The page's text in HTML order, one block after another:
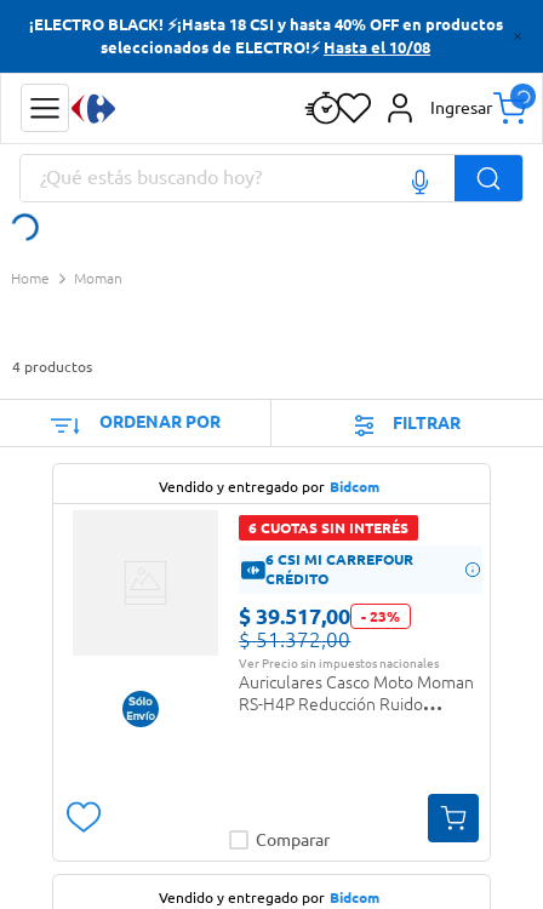
¡ELECTRO BLACK! ⚡¡Hasta 18 CSI y hasta 40% OFF en productos
seleccionados de ELECTRO!⚡ Hasta el 10/08
Ingresar
¿Qué estás buscando hoy?
Moman
4 productos
ORDENAR POR FILTRAR
Vendido y entregado por Bidcom
6 CUOTAS SIN INTERÉS
6 CSI MI CARREFOUR
CRÉDITO
$ 39.517,00 -23%
$ 51.372,00
Ver Precio sin impuestos nacionales
Auriculares Casco Moto Moman
RS-H4P Reducción Ruido
Comparar
Vendido y entregado por Bidcom
Términos más buscados
Yerba
Papas Fritas
Términos más buscados
Yerba
Cerveza
Papas Fritas
Doves